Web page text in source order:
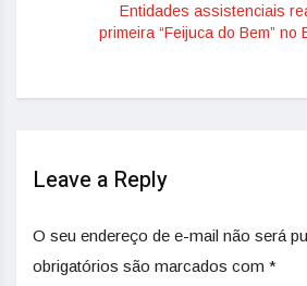
Entidades assistenciais
primeira “Feijuca do Bem” no
Leave a Reply
O seu endereço de e-mail não será
obrigatórios são marcados com *